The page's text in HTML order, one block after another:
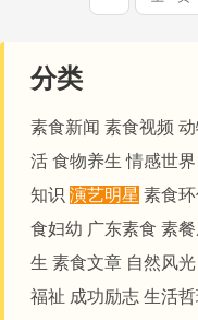
分类
素食新闻 素食视频
活 食物养生 情感世界
知识 演艺明星 素食
食妇幼 广东素食 素
生 素食文章 自然风光
福祉 成功励志 生活